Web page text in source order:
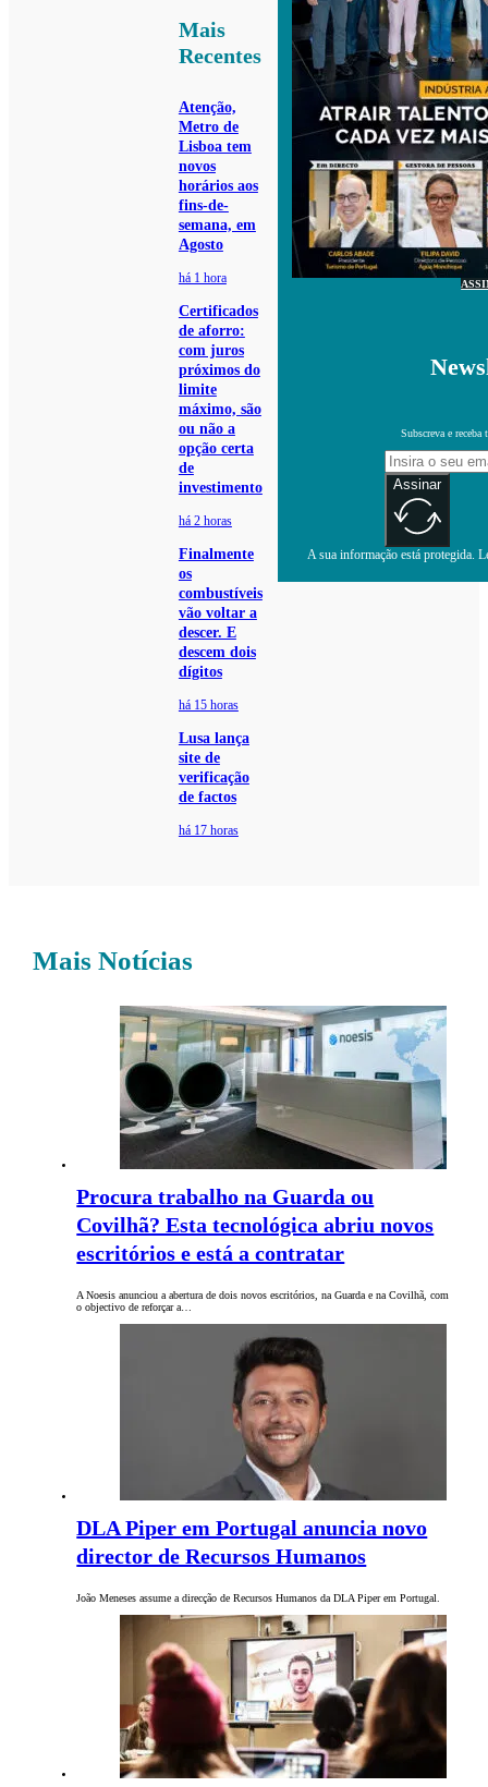
Mais
Recentes
Atenção,
Metro de
Lisboa tem
novos
horários aos
fins-de-
semana, em
Agosto
há 1 hora
Certificados
de aforro:
com juros
próximos do
limite
máximo, são
ou não a
opção certa
de
investimento
há 2 horas
Finalmente
os
combustíveis
vão voltar a
descer. E
descem dois
dígitos
há 15 horas
Lusa lança
site de
verificação
de factos
há 17 horas
Subscreva e receba
Assinar
A sua informação está protegida.
Mais Notícias
Procura trabalho na Guarda ou
Covilhã? Esta tecnológica abriu novos
escritórios e está a contratar
A Noesis anunciou a abertura de dois novos escritórios, na Guarda e na Covilhã, com
o objectivo de reforçar a…
DLA Piper em Portugal anuncia novo
director de Recursos Humanos
João Meneses assume a direcção de Recursos Humanos da DLA Piper em Portugal.